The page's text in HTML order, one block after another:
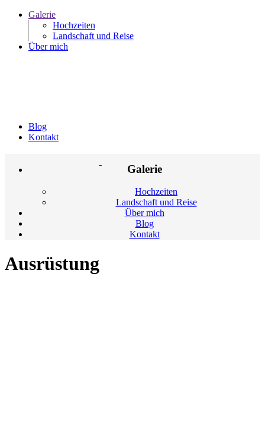
Galerie
Hochzeiten
Landschaft und Reise
Über mich
Blog
Kontakt
Galerie
Hochzeiten
Landschaft und Reise
Über mich
Blog
Kontakt
Ausrüstung